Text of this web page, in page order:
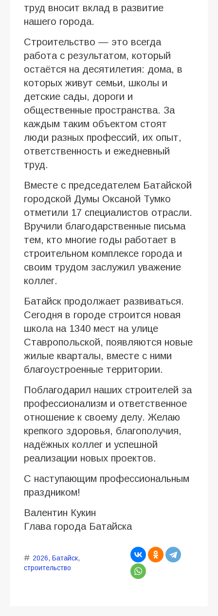
труд вносит вклад в развитие
нашего города.
Строительство — это всегда
работа с результатом, который
остаётся на десятилетия: дома, в
которых живут семьи, школы и
детские сады, дороги и
общественные пространства. За
каждым таким объектом стоят
люди разных профессий, их опыт,
ответственность и ежедневный
труд.
Вместе с председателем Батайской
городской Думы Оксаной Тумко
отметили 17 специалистов отрасли.
Вручили благодарственные письма
тем, кто многие годы работает в
строительном комплексе города и
своим трудом заслужил уважение
коллег.
Батайск продолжает развиваться.
Сегодня в городе строится новая
школа на 1340 мест на улице
Ставропольской, появляются новые
жилые кварталы, вместе с ними
благоустроенные территории.
Поблагодарил наших строителей за
профессионализм и ответственное
отношение к своему делу. Желаю
крепкого здоровья, благополучия,
надёжных коллег и успешной
реализации новых проектов.
С наступающим профессиональным
праздником!
Валентин Кукин
Глава города Батайска
2026, Батайск,
строительство